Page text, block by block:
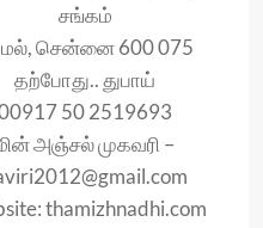
சங்கம்
சென்னை 600 075
தற்போது.. துபாய்
50 2519693
அஞ்சல் முகவரி –
thamizhnadhi.com